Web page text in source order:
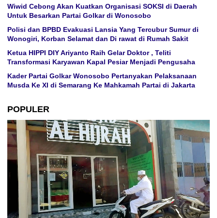
Wiwid Cebong Akan Kuatkan Organisasi SOKSI di Daerah
Untuk Besarkan Partai Golkar di Wonosobo
Polisi dan BPBD Evakuasi Lansia Yang Tercubur Sumur di
Wonogiri, Korban Selamat dan Di rawat di Rumah Sakit
Ketua HIPPI DIY Ariyanto Raih Gelar Doktor , Teliti
Transformasi Karyawan Kapal Pesiar Menjadi Pengusaha
Kader Partai Golkar Wonosobo Pertanyakan Pelaksanaan
Musda Ke XI di Semarang Ke Mahkamah Partai di Jakarta
POPULER